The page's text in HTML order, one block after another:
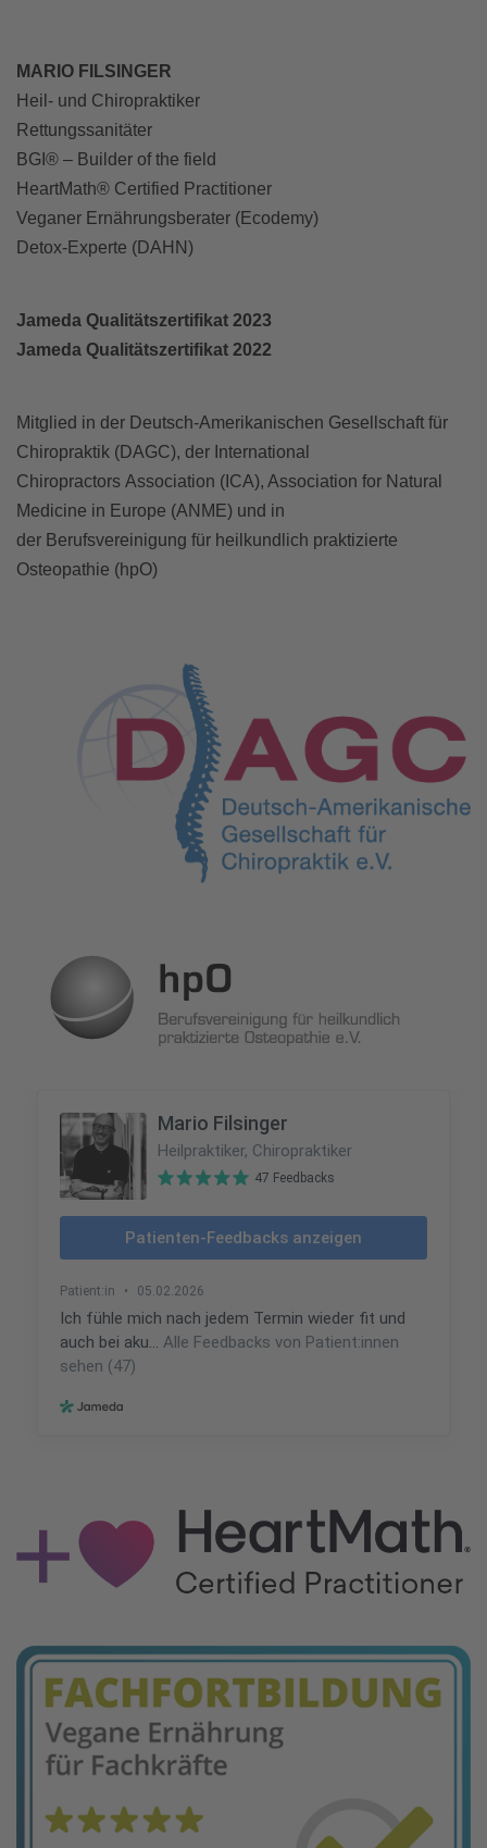
MARIO FILSINGER
Heil- und Chiropraktiker
Rettungssanitäter
BGI® – Builder of the field
HeartMath® Certified Practitioner
Veganer Ernährungsberater (Ecodemy)
Detox-Experte (DAHN)
Jameda Qualitätszertifikat 2023
Jameda Qualitätszertifikat 2022
Mitglied in der Deutsch-Amerikanischen Gesellschaft für
Chiropraktik (DAGC), der International
Chiropractors Association (ICA), Association for Natural
Medicine in Europe (ANME) und in
der Berufsvereinigung für heilkundlich praktizierte
Osteopathie (hpO)